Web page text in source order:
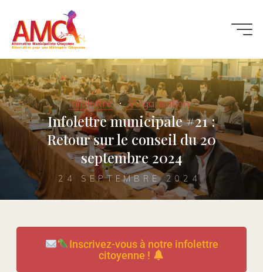
Infolettre Vulgarisation
Infolettre municipale #21 :
Retour sur le conseil du 20
septembre 2024
24 SEPTEMBRE 2024
Inscrivez-vous à notre infolettre
citoyenne !